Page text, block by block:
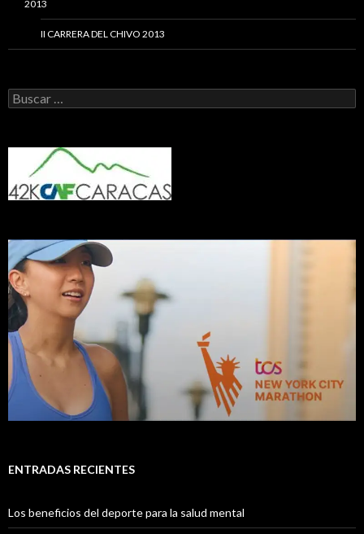
2013
II CARRERA DEL CHIVO 2013
Buscar:
ENTRADAS RECIENTES
Los beneficios del deporte para la salud mental